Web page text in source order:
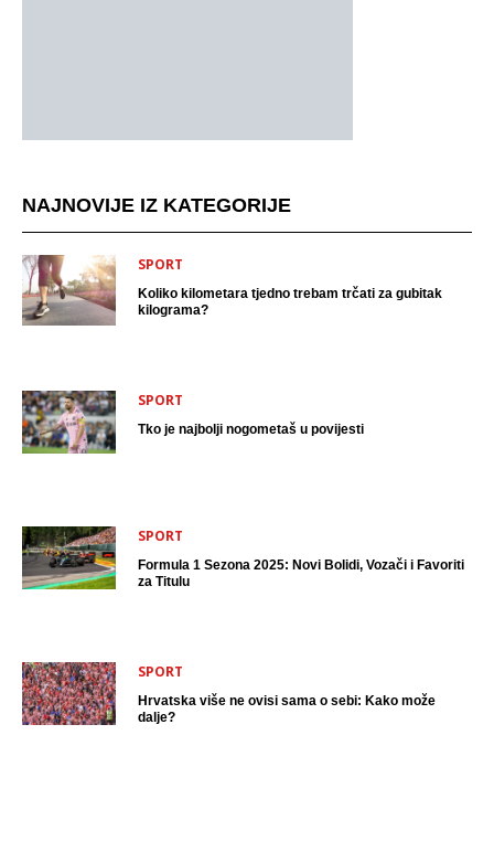
NAJNOVIJE IZ KATEGORIJE
SPORT
Koliko kilometara tjedno trebam trčati za gubitak
kilograma?
SPORT
Tko je najbolji nogometaš u povijesti
SPORT
Formula 1 Sezona 2025: Novi Bolidi, Vozači i Favoriti
za Titulu
SPORT
Hrvatska više ne ovisi sama o sebi: Kako može
dalje?